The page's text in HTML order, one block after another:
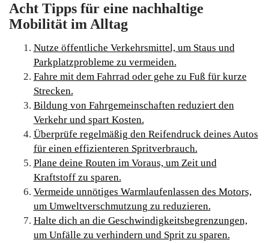
Acht Tipps für eine nachhaltige
Mobilität im Alltag
Nutze öffentliche Verkehrsmittel, um Staus und
Parkplatzprobleme zu vermeiden.
Fahre mit dem Fahrrad oder gehe zu Fuß für kurze
Strecken.
Bildung von Fahrgemeinschaften reduziert den
Verkehr und spart Kosten.
Überprüfe regelmäßig den Reifendruck deines Autos
für einen effizienteren Spritverbrauch.
Plane deine Routen im Voraus, um Zeit und
Kraftstoff zu sparen.
Vermeide unnötiges Warmlaufenlassen des Motors,
um Umweltverschmutzung zu reduzieren.
Halte dich an die Geschwindigkeitsbegrenzungen,
um Unfälle zu verhindern und Sprit zu sparen.